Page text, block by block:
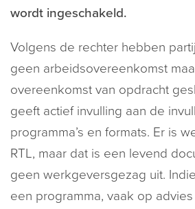
wordt ingeschakeld.
Volgens de rechter hebben
geen arbeidsovereenkomst
overeenkomst van opdracht
geeft actief invulling aan de
programma’s en formats. Er is
RTL, maar dat is een levend
geen werkgeversgezag uit.
een programma, vaak op